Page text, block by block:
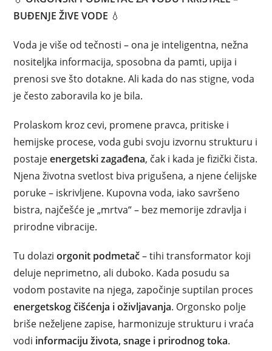
BUĐENJE ŽIVE VODE 💧
Voda je više od tečnosti – ona je inteligentna, nežna
nositeljka informacija, sposobna da pamti, upija i
prenosi sve što dotakne. Ali kada do nas stigne, voda
je često zaboravila ko je bila.
Prolaskom kroz cevi, promene pravca, pritiske i
hemijske procese, voda gubi svoju izvornu strukturu i
postajeenergetski zagađena, čak i kada je fizički čista.
Njena životna svetlost biva prigušena, a njene ćelijske
poruke – iskrivljene. Kupovna voda, iako savršeno
bistra, najčešće je „mrtva“ – bez memorije zdravlja i
prirodne vibracije.
Tu dolaziorgonit podmetač– tihi transformator koji
deluje neprimetno, ali duboko. Kada posudu sa
vodom postavite na njega, započinje suptilan proces
energetskog čišćenja i oživljavanja. Orgonsko polje
briše neželjene zapise, harmonizuje strukturu i vraća
vodi informaciju života, snage i prirodnog toka.